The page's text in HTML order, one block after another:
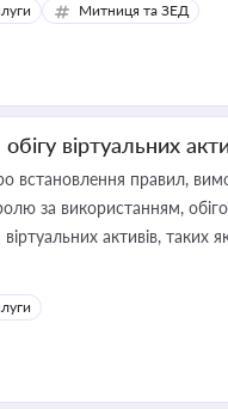
Митниця та ЗЕД
віртуальних
встановлення правил,
за використанням,
активів, таких